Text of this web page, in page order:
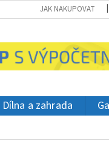
JAK NAKUPOVAT
Dílna a zahrada